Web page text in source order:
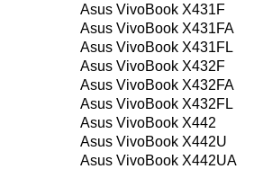
Asus VivoBook X431F
Asus VivoBook X431FA
Asus VivoBook X431FL
Asus VivoBook X432F
Asus VivoBook X432FA
Asus VivoBook X432FL
Asus VivoBook X442
Asus VivoBook X442U
Asus VivoBook X442UA